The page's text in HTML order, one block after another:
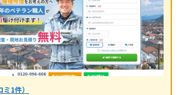
ミ1件）